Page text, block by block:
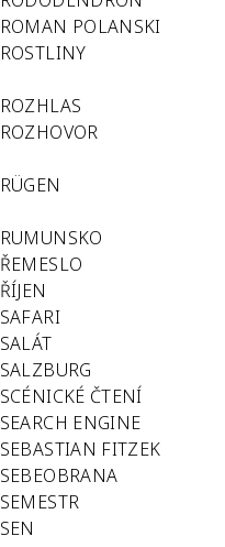
ROMAN POLANSKI
ROSTLINY
ROZHLAS
ROZHOVOR
RÜGEN
RUMUNSKO
ŘEMESLO
ŘÍJEN
SAFARI
SALÁT
SALZBURG
SCÉNICKÉ ČTENÍ
SEARCH ENGINE
SEBASTIAN FITZEK
SEBEOBRANA
SEMESTR
SEN